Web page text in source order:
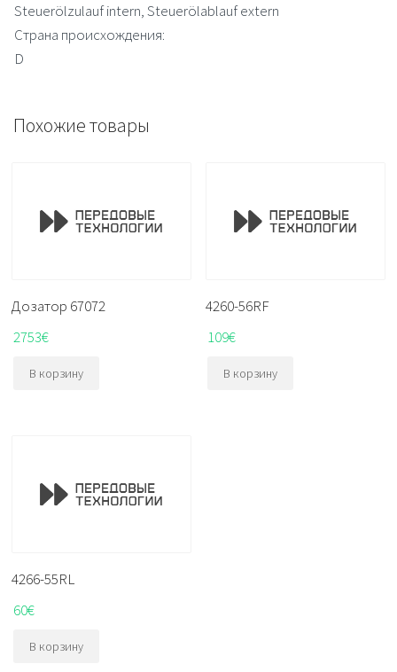
Steuerölzulauf intern, Steuerölablauf extern
Страна происхождения:
D
Похожие товары
Дозатор 67072
2753€
В корзину
4260-56RF
109€
В корзину
4266-55RL
60€
В корзину